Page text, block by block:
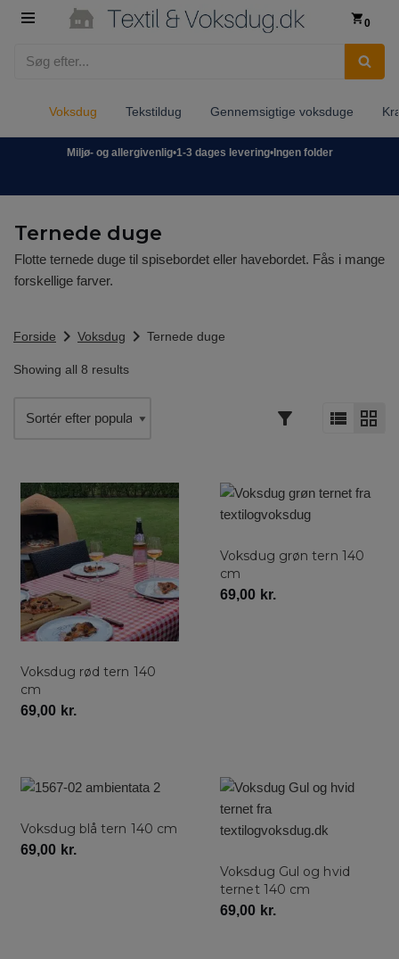
0
Voksdug Tekstildug Gennemsigtige voksduge
Miljø- og allergivenlig•1-3 dages levering•Ingen folder
Ternede duge
Flotte ternede duge til spisebordet eller havebordet. Fås i mange
forskellige farver.
Forside chevron_right Voksdug chevron_right Ternede duge
Showing all 8 results
Voksdug rød tern 140
cm
69,00 kr.
Voksdug grøn tern 140
cm
69,00 kr.
Voksdug blå tern 140 cm
69,00 kr.
Voksdug Gul og hvid
ternet 140 cm
69,00 kr.